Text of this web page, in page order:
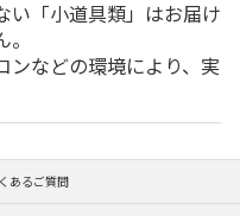
い「小道具類」はお届け
ンなどの環境により、実
あるご質問